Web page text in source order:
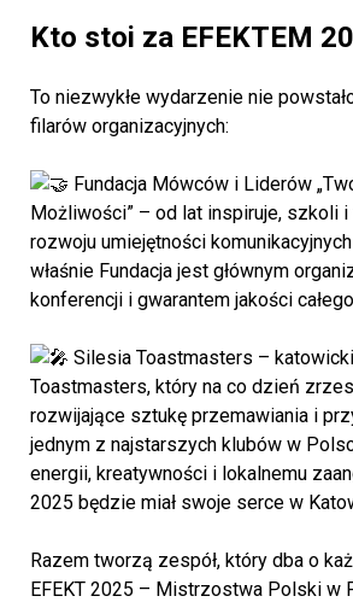
Kto stoi za EFEKTEM
To niezwykłe wydarzenie nie
filarów organizacyjnych:
Fundacja Mówców i Liderów
Możliwości” – od lat inspiruje, szkoli
rozwoju umiejętności
właśnie Fundacja jest głównym
konferencji i gwarantem jakości
Silesia Toastmasters –
Toastmasters, który na co dzień
rozwijające sztukę przemawiania i
jednym z najstarszych klubów w
energii, kreatywności i lokalnemu
2025 będzie miał swoje serce w
Razem tworzą zespół, który dba o
EFEKT 2025 – Mistrzostwa Polski w